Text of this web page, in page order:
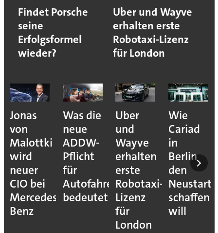
Findet Porsche
seine
Erfolgsformel
wieder?
Uber und Wayve
erhalten erste
Robotaxi-Lizenz
für London
Jonas
von
Malottki
wird
neuer
CIO bei
Mercedes-
Benz
Was die
neue
ADDW-
Pflicht
für
Autofahrer
bedeutet
Uber
und
Wayve
erhalten
erste
Robotaxi-
Lizenz
für
London
Wie
Cariad
in
Berlin
den
Neustart
schaffen
will